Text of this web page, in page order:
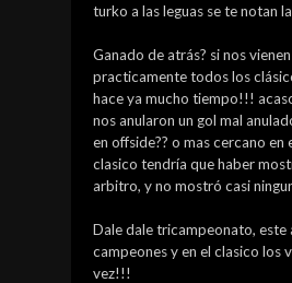
turko a las leguas se te notan
Ganado de atrás? si nos
practicamente todos los
hace ya mucho tiempo!!!
nos anularon un gol mal
en offside?? o mas cercano
clasico tendría que haber
arbitro, y no mostró casi
Dale dale tricampeonato, este
campeones y en el clasico los
vez!!!